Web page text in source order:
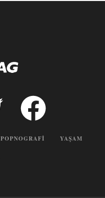
POPNOGRAFI YAŞAM